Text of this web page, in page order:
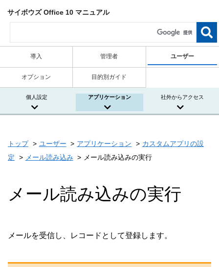
サイボウズ Office 10 マニュアル
導入 管理者 ユーザー
オプション 目的別ガイド
個人設定 アプリケーション 社外からアクセス
トップ ユーザー アプリケーション
カスタムアプリの設
定
メール読み込み メール読み込みの実行
メール読み込みの実行
メールを受信し、レコードとして登録します。